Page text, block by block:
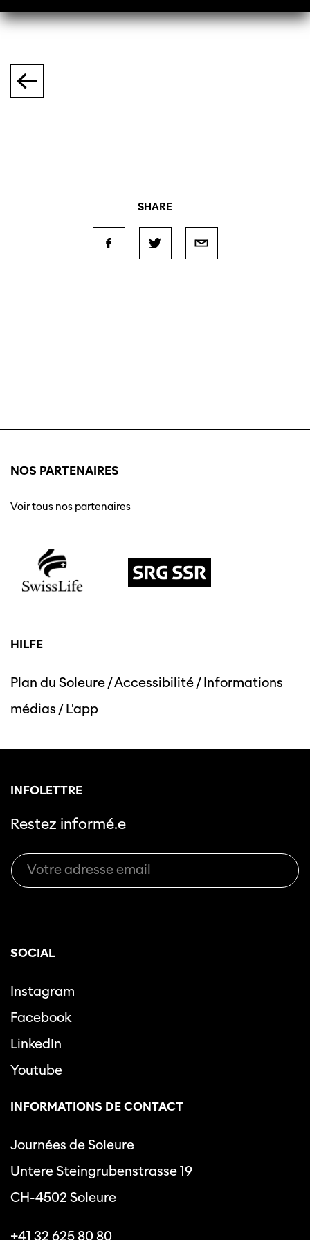
Cette page ne s'affiche pas de manière
optimale avec Internet Explorer. Veuillez
SHARE
NOS PARTENAIRES
Voir tous nos partenaires
HILFE
Plan du Soleure/Accessibilité/Informations
médias /L'app
INFOLETTRE
Restez informé.e
SOCIAL
Instagram
Facebook
LinkedIn
Youtube
INFORMATIONS DE CONTACT
Journées de Soleure
Untere Steingrubenstrasse 19
CH-4502 Soleure
+41 32 625 80 80